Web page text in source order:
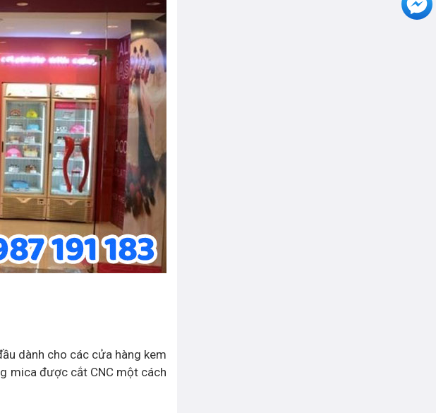
dành cho các cửa hàng kem
mica được cắt CNC một cách